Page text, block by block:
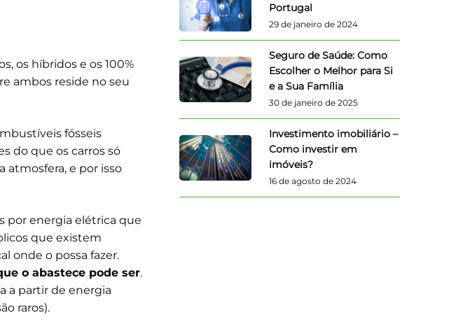
os híbridos e os 100%
ambos reside no seu
fósseis
do que os carros só
e por isso
por energia elétrica que
que existem
onde o possa fazer.
o abastece pode ser.
a partir de energia
raros).
Portugal
29 de janeiro de 2024
Seguro de Saúde: Como
Escolher o Melhor para Si
e a Sua Família
30 de janeiro de 2025
Investimento imobiliário –
Como investir em
imóveis?
16 de agosto de 2024